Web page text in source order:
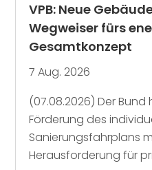
VPB: Neue
Wegweiser fürs
Gesamtkonzept
7 Aug. 2026
(07.08.2026) Der
Förderung des
Sanierungsfahrplans
Herausforderung für